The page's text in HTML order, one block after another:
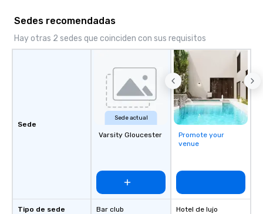
Sedes recomendadas
Hay otras 2 sedes que coinciden con sus requisitos
Sede
Tipo de sede
Sede actual
Varsity Gloucester
Bar club
Promote your
venue
Hotel de lujo